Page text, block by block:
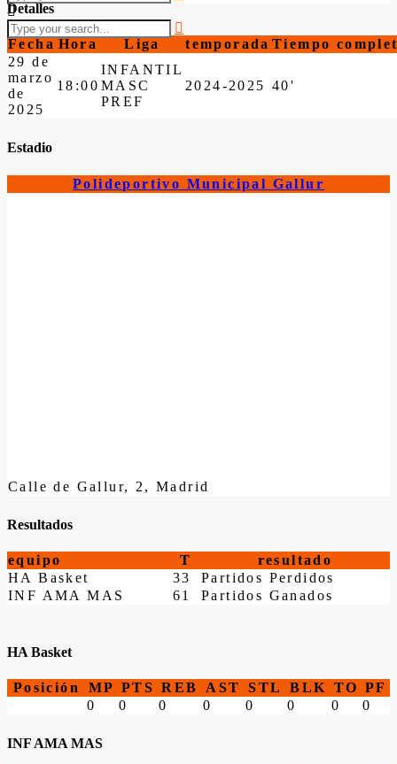
Detalles
Fecha Hora Liga temporada Tiempo
29 de
marzo
de
2025
18:00
INFANTIL
MASC
PREF
2024-2025 40'
Estadio
Polideportivo Municipal Gallur
Calle de Gallur, 2, Madrid
Resultados
equipo T
resultado
HA Basket
33
Partidos Perdidos
INF AMA MAS
61 Partidos Ganados
HA Basket
Posición MP PTS REB AST STL BLK TO PF
0
0 0 0 0 0 0 0
INF AMA MAS